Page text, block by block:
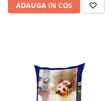
ADAUGA IN COS